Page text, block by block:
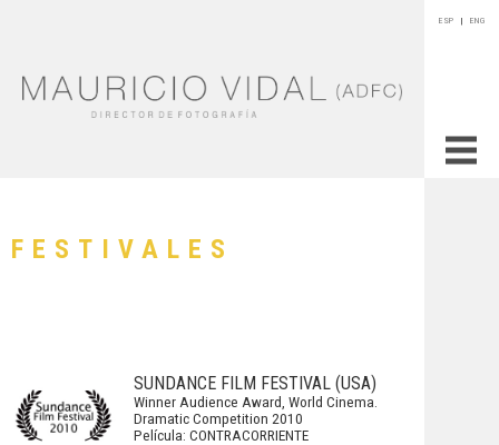
ESP | ENG
FESTIVALES
SUNDANCE FILM FESTIVAL (USA)
Winner Audience Award, World Cinema.
Dramatic Competition 2010
Película: CONTRACORRIENTE